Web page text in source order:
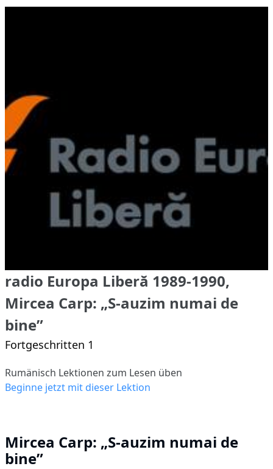
radio Europa Liberă 1989-1990,
Mircea Carp: „S-auzim numai de
bine”
Fortgeschritten 1
Rumänisch Lektionen zum Lesen üben
Beginne jetzt mit dieser Lektion
Mircea Carp: „S-auzim numai de
bine”